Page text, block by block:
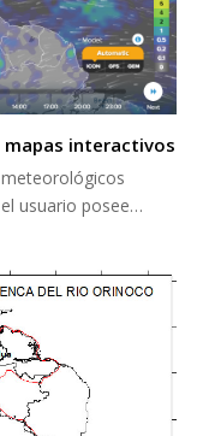
interactivos
usuario posee…